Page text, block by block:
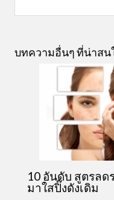
บทความอื่นๆ ที่น่าสน
10 อันดับ สูตรลด
มาใสปิ๊งดังเดิม